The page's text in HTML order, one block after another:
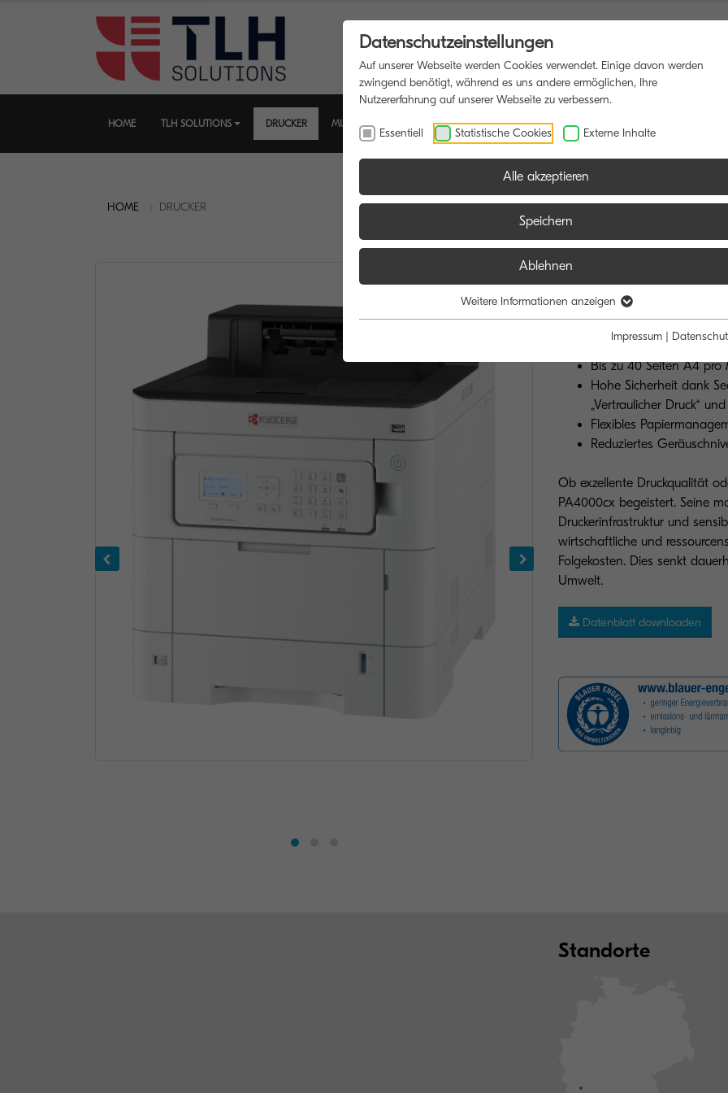
HOME TLH SOLUTIONS DRUCKER MULTIFUNKTIONSDRUCKER SOFTWARE BLOG
HOME DRUCKER
ECOSYS
EXZELLENTE
ERSTKLASSIGE
Bis zu 40 Seiten A4 pro
Hohe Sicherheit dank
„Vertraulicher Druck“
Flexibles
Reduziertes
Ob exzellente Druckqualität
PA4000cx begeistert. Seine
Druckerinfrastruktur und
wirtschaftliche und
Folgekosten. Dies senkt
Umwelt.
Datenblatt downloaden
Standorte
Datenschutzeinstellungen
Auf unserer Webseite werden Cookies verwendet. Einige davon werden
zwingend benötigt, während es uns andere ermöglichen, Ihre
Nutzererfahrung auf unserer Webseite zu verbessern.
Essentiell Statistische Cookies Externe Inhalte
Alle akzeptieren
Speichern
Ablehnen
Weitere Informationen anzeigen
Impressum |